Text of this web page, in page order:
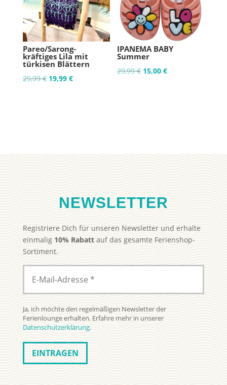
Pareo/Sarong-
kräftiges Lila mit
türkisen Blättern
29,99€ Ursprünglicher
19,99 €Aktueller
IPANEMA BABY
Summer
29,99€ Ursprünglicher
15,00€Aktueller
NEWSLETTER
Registriere Dich für unseren Newsletter und erhalte
einmalig 10% Rabattauf das gesamte Ferienshop-
Sortiment.
Ja, ich möchte den regelmäßigen Newsletter der
Ferienlounge erhalten. Erfahre mehr in unserer
Datenschutzerklärung.